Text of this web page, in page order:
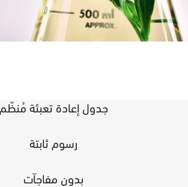
جدول إعادة تعبئة مُنظّم
رسوم ثابتة
بدون مفاجآت